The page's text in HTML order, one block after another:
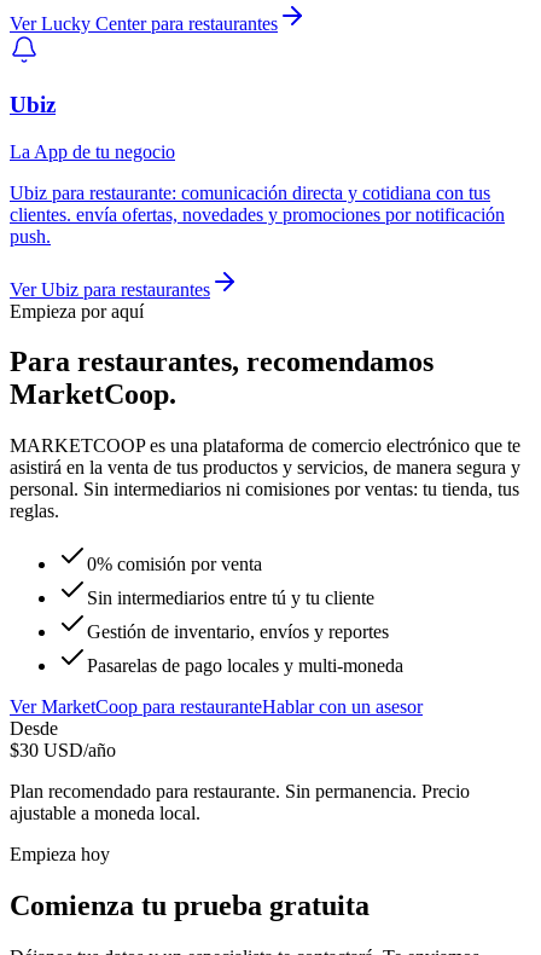
VerLucky Centerpara restaurantes
Ubiz
La App de tu negocio
Ubiz para restaurante: comunicación directa y cotidiana con tus
clientes. envía ofertas, novedades y promociones por notificación
push.
VerUbiz para restaurantes
Empieza por aquí
Para restaurantes, recomendamos
MarketCoop.
MARKETCOOP es una plataforma de comercio electrónico que te
asistirá en la venta de tus productos y servicios, de manera segura y
personal. Sin intermediarios ni comisiones por ventas: tu tienda, tus
reglas.
0% comisión por venta
Sin intermediarios entre tú y tu cliente
Gestión de inventario, envíos y reportes
Pasarelas de pago locales y multi-moneda
VerMarketCoop para restauranteHablar con un asesor
Desde
$30 USD/año
Plan recomendado para restaurante. Sin permanencia. Precio
ajustable a moneda local.
Empieza hoy
Comienza tu prueba gratuita